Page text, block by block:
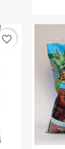
favorite_border